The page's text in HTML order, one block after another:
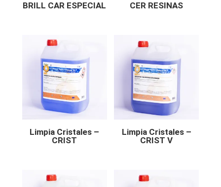
BRILL CAR ESPECIAL CER RESINAS
Limpia Cristales –
CRIST
Limpia Cristales –
CRIST V